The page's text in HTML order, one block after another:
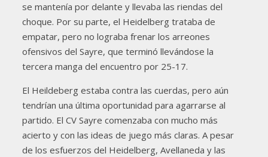
se mantenía por delante y llevaba las riendas del
choque. Por su parte, el Heidelberg trataba de
empatar, pero no lograba frenar los arreones
ofensivos del Sayre, que terminó llevándose la
tercera manga del encuentro por 25-17.
El Heildeberg estaba contra las cuerdas, pero aún
tendrían una última oportunidad para agarrarse al
partido. El CV Sayre comenzaba con mucho más
acierto y con las ideas de juego más claras. A pesar
de los esfuerzos del Heidelberg, Avellaneda y las